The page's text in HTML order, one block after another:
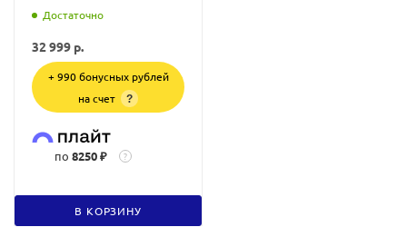
Достаточно
32 999 р.
+ 990 бонусных рублей
на счет
?
по 8250 ₽ ?
В КОРЗИНУ